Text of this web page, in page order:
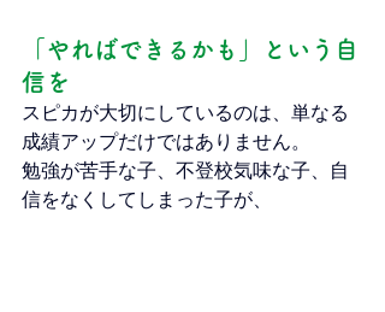
「やればできるかも」という自
信を
スピカが大切にしているのは、単なる
成績アップだけではありません。
勉強が苦手な子、不登校気味な子、自
信をなくしてしまった子が、